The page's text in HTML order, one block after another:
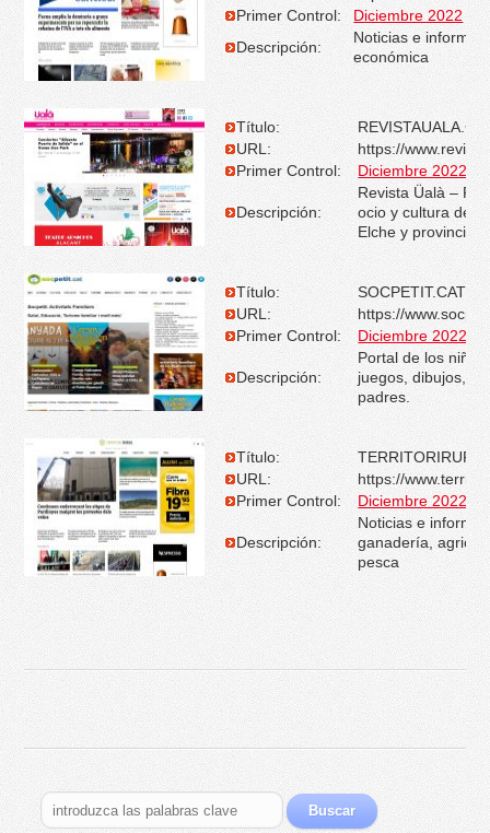
Primer Control:
Diciembre 2022
Descripción:
Noticias e
económica
Título:
URL:
https://
Primer Control:
Diciembre 2022
Descripción:
Revista Üalà –
ocio y cultura de
Elche y provincia
Título:
SOCPETIT.CAT
URL:
https://
Primer Control:
Diciembre 2022
Descripción:
Portal de los niños
juegos, dibujos,
padres.
Título:
URL:
https://
Primer Control:
Diciembre 2022
Descripción:
Noticias e
ganadería,
pesca